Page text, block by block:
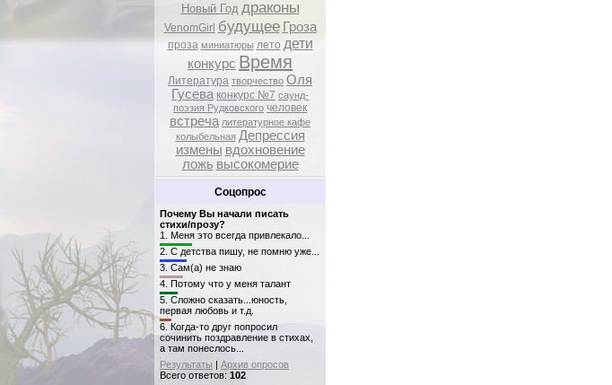
Новый Год драконы
VenomGirl будущее Гроза
проза миниатюры лето дети
конкурс Время
Литература творчество Оля
Гусева конкурс №7 саунд-
поэзия Рудковского человек
встреча литературное кафе
колыбельная Депрессия
измены вдохновение
ложь высокомерие
Соцопрос
Почему Вы начали писать
стихи/прозу?
1. Меня это всегда привлекало...
2. С детства пишу, не помню уже...
3. Сам(а) не знаю
4. Потому что у меня талант
5. Сложно сказать...юность,
первая любовь и т.д.
6. Когда-то друг попросил
сочинить поздравление в стихах,
а там понеслось...
Результаты | Архив опросов
Всего ответов: 102